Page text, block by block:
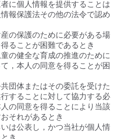
に個人情報を提供することは
報保護法その他の法令で認め
の保護のために必要がある場
ることが困難であるとき
の健全な育成の推進のために
，本人の同意を得ることが困
団体またはその委託を受けた
することに対して協力する必
の同意を得ることにより当該
それがあるとき
は公表し，かつ当社が個人情